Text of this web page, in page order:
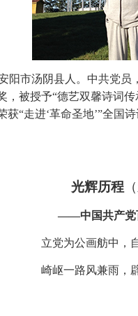
阳市汤阴县人。中共党
，被授予“德艺双馨诗词
获“走进‘革命圣地’”全国
光辉历程
——中国共产党
立党为公画舫中，
崎岖一路风兼雨，